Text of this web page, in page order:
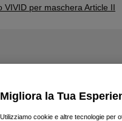
VIVID per maschera Article II
Migliora la Tua
Utilizziamo cookie e altre tecnologie per